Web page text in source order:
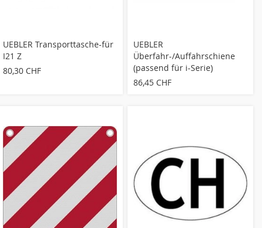
UEBLER Transporttasche-für
I21 Z
80,30 CHF
UEBLER
Überfahr-/Auffahrschiene
(passend für i-Serie)
86,45 CHF